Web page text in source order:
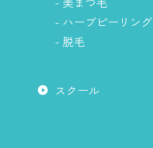
- ハーブピーリング
- 脱毛
スクール